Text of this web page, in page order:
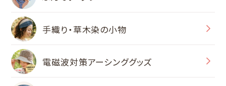
手織り・草木染の小物
電磁波対策アーシンググッズ